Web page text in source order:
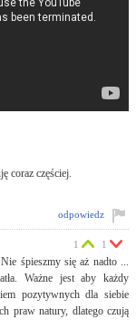
coraz częściej.
odpowiedz
śpieszmy się aż nadto ...
Ważne jest aby każdy
pozytywnych dla siebie
praw natury, dlatego czują
1 1